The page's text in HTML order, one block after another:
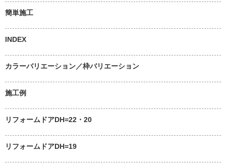
簡単施工
INDEX
カラーバリエーション／枠バリエーション
施工例
リフォームドアDH=22・20
リフォームドアDH=19